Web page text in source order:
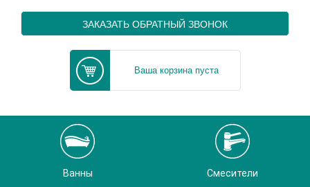
ЗАКАЗАТЬ ОБРАТНЫЙ ЗВОНОК
Ваша корзина пуста
Ванны Смесители